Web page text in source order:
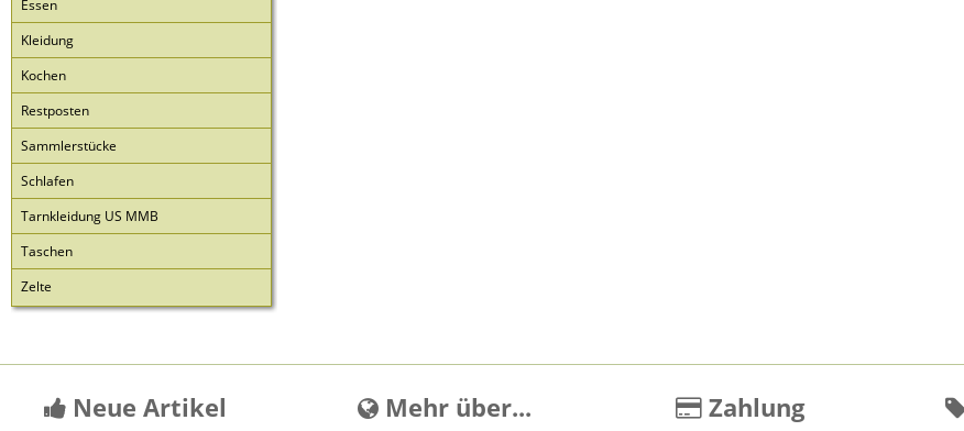
Essen
Kleidung
Kochen
Restposten
Sammlerstücke
Schlafen
Tarnkleidung US MMB
Taschen
Zelte
Neue Artikel Mehr über... Zahlung